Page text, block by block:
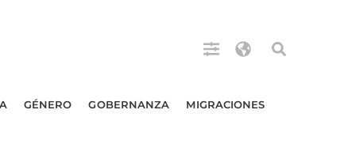
GÉNERO GOBERNANZA MIGRACIONES